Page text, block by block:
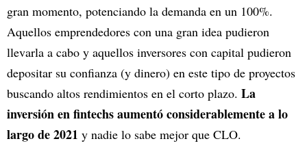
gran momento, potenciando la demanda en un 100%.
Aquellos emprendedores con una gran idea pudieron
llevarla a cabo y aquellos inversores con capital pudieron
depositar su confianza (y dinero) en este tipo de proyectos
buscando altos rendimientos en el corto plazo. La
inversión en fintechs aumentó considerablemente a lo
largo de 2021 y nadie lo sabe mejor que CLO.